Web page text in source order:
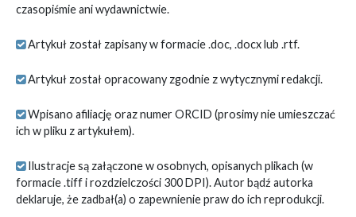
czasopiśmie ani wydawnictwie.
Artykuł został zapisany w formacie .doc, .docx lub .rtf.
Artykuł został opracowany zgodnie z wytycznymi redakcji.
Wpisano afiliację oraz numer ORCID (prosimy nie umieszczać
ich w pliku z artykułem).
Ilustracje są załączone w osobnych, opisanych plikach (w
formacie .tiff i rozdzielczości 300 DPI). Autor bądź autorka
deklaruje, że zadbał(a) o zapewnienie praw do ich reprodukcji.